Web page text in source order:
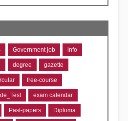
Government job info
degree gazette
free-course
exam calendar
Past-papers Diploma